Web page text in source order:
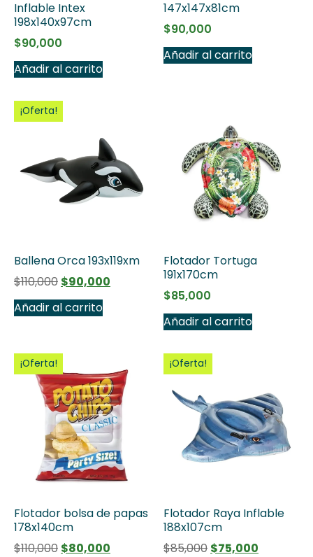
Inflable Intex
198x140x97cm
$90,000
Añadir al carrito
147x147x81cm
$90,000
Añadir al carrito
¡Oferta!
Ballena Orca 193x119xm
$110,000 $90,000
Añadir al carrito
Flotador Tortuga
191x170cm
$85,000
Añadir al carrito
¡Oferta!
Flotador bolsa de papas
178x140cm
$110,000 $80,000
¡Oferta!
Flotador Raya Inflable
188x107cm
$85,000 $75,000